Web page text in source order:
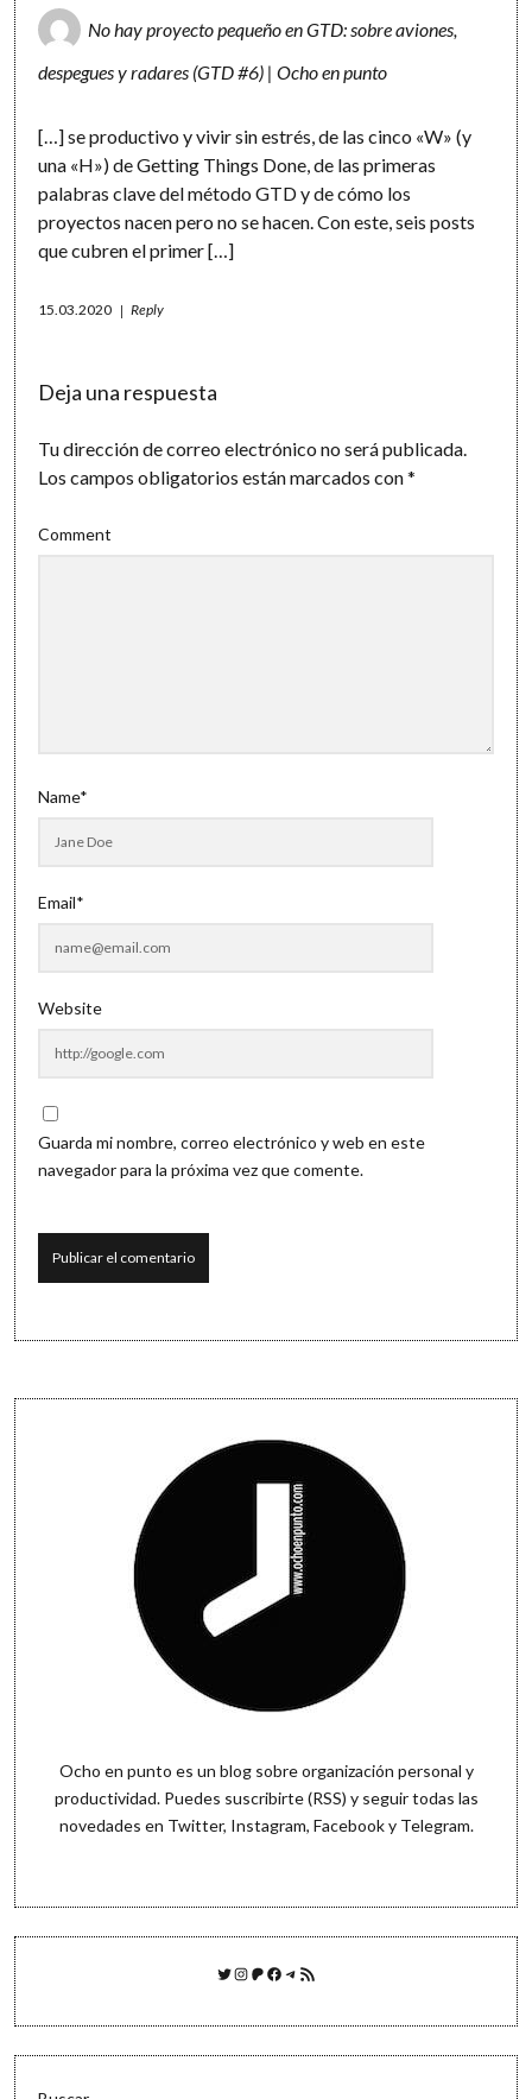
No hay proyecto pequeño en GTD: sobre aviones,
despegues y radares (GTD #6) | Ocho en punto
[…] se productivo y vivir sin estrés, de las cinco «W» (y
una «H») de Getting Things Done, de las primeras
palabras clave del método GTD y de cómo los
proyectos nacen pero no se hacen. Con este, seis posts
que cubren el primer […]
15.03.2020 Reply
Deja una respuesta
Tu dirección de correo electrónico no será publicada.
Los campos obligatorios están marcados con*
Comment
Name*
Email*
Website
Guarda mi nombre, correo electrónico y web en este
navegador para la próxima vez que comente.
Sidebar
Ocho en punto es un blog sobre organización personal y
productividad. Puedes suscribirte (RSS) y seguir todas las
novedades en Twitter, Instagram, Facebooky Telegram.
Twitter
Instagram
Patreon
Facebook
Telegram
Feed RSS